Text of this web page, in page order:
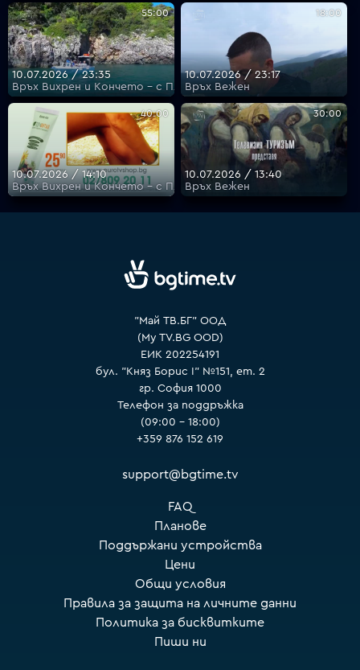
55:00
10.07.2026 / 23:35
Връх Вихрен и Кончето - с Пламен Илиев
18:00
10.07.2026 / 23:17
Връх Вежен
40:00
10.07.2026 / 14:10
Връх Вихрен и Кончето - с Пламен Илиев
30:00
10.07.2026 / 13:40
Връх Вежен
"Май ТВ.БГ" ООД
(My TV.BG OOD)
ЕИК 202254191
бул. "Княз Борис I" №151, ет. 2
гр. София 1000
Телефон за поддръжка
(09:00 – 18:00)
+359 876 152 619
support@bgtime.tv
FAQ
Планове
Поддържани устройства
Цени
Общи условия
Правила за защита на личните данни
Политика за бисквитките
Пиши ни